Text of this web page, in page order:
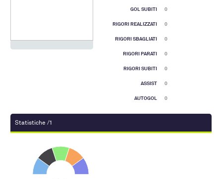
GOL SUBITI 0
RIGORI REALIZZATI 0
RIGORI SBAGLIATI 0
RIGORI PARATI 0
RIGORI SUBITI 0
ASSIST 0
AUTOGOL 0
Statistiche /1
Media voto
Pie chart with 5 slices.